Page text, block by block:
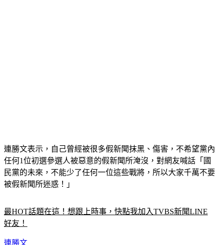
連勝文表示，自己曾經被很多假新聞抹黑、傷害，不希望黨內
任何1位初選參選人被惡意的假新聞所淹沒，對網友喊話「國
民黨的未來，不能少了任何一位這些戰將，所以大家千萬不要
最HOT話題在這！想跟上時事，快點我加入TVBS新聞LINE